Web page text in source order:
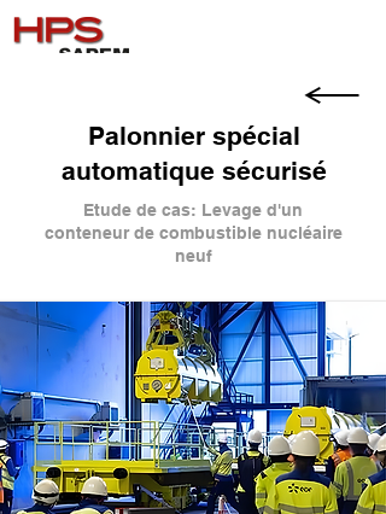
Palonnier spécial
automatique sécurisé
Etude de cas: Levage d'un
conteneur de combustible nucléaire
neuf